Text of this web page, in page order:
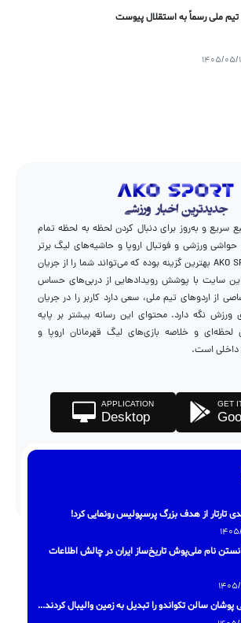
تیم ملی رسماً به استقلال پیوست
1405/05/
سریع و به‌روز برای دنبال کردن لحظه به لحظه تمام
ورزشی و فوتبال اروپا و حاشیه‌های لیگ برتر
ایران هستید، AKO SPORT بهترین گزینه بوده که می‌تواند شما را از جریان
این سایت با پوشش رویدادهایی از دربی‌های حساس
از اردوهای تیم ملی، سعی دارد کاربر را در جریان
ورزش نگه دارد. محتوای این رسانه بیشتر بر پایه
لحظه‌ای و خلاصه بازی‌های لیگ قهرمانان اروپا و
است.
GET
APPLICATION
Desktop
تارتار از هدف بزرگ پرسپولیس رونمایی کرد!
نام ملی‌پوش تاریخ‌ساز ایران در چالش اطلاعات
پوشان سالن تکواندو را تبدیل به زمین والیبال کردند...